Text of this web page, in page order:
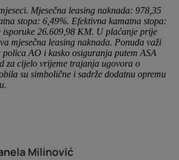
Mjesečna leasing naknada: 978,35
stopa: 6,49%. Efektivna kamatna stopa:
26.609,98 KM. U plaćanje prije
mjesečna leasing naknada. Ponuda važi
polica AO i kasko osiguranja putem ASA
za cijelo vrijeme trajanja ugovora o
su simbolične i sadrže dodatnu opremu
Milinović